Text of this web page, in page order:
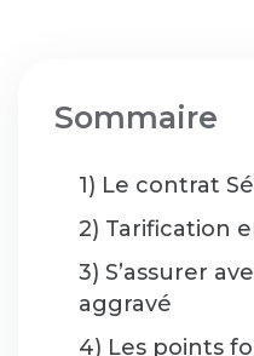
Sommaire
1) Le contrat
2) Tarification
3) S’assurer
aggravé
4) Les points